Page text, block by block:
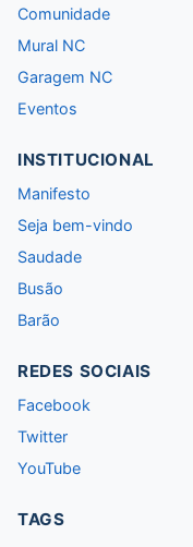
Comunidade
Mural NC
Garagem NC
Eventos
INSTITUCIONAL
Manifesto
Seja bem-vindo
Saudade
Busão
Barão
REDES SOCIAIS
Facebook
Twitter
YouTube
TAGS